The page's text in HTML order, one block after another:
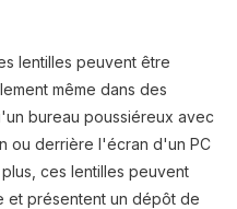
lentilles peuvent être
même dans des
bureau poussiéreux avec
ou derrière l'écran d'un PC
ces lentilles peuvent
et présentent un dépôt de